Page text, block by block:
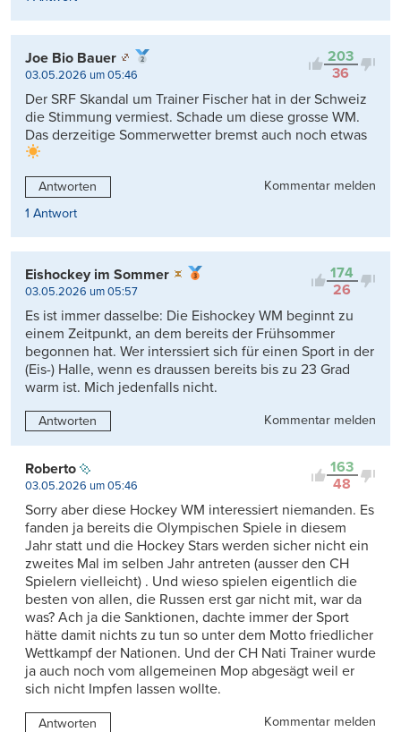
203
36
Joe Bio Bauer
03.05.2026 um 05:46
Der SRF Skandal um Trainer Fischer hat in der Schweiz
die Stimmung vermiest. Schade um diese grosse WM.
Das derzeitige Sommerwetter bremst auch noch etwas
Antworten
Kommentar melden
1 Antwort
174
26
Eishockey im Sommer
03.05.2026 um 05:57
Es ist immer dasselbe: Die Eishockey WM beginnt zu
einem Zeitpunkt, an dem bereits der Frühsommer
begonnen hat. Wer interssiert sich für einen Sport in der
(Eis-) Halle, wenn es draussen bereits bis zu 23 Grad
warm ist. Mich jedenfalls nicht.
Antworten Kommentar melden
163
48
Roberto
03.05.2026 um 05:46
Sorry aber diese Hockey WM interessiert niemanden. Es
fanden ja bereits die Olympischen Spiele in diesem
Jahr statt und die Hockey Stars werden sicher nicht ein
zweites Mal im selben Jahr antreten (ausser den CH
Spielern vielleicht) . Und wieso spielen eigentlich die
besten von allen, die Russen erst gar nicht mit, war da
was? Ach ja die Sanktionen, dachte immer der Sport
hätte damit nichts zu tun so unter dem Motto friedlicher
Wettkampf der Nationen. Und der CH Nati Trainer wurde
ja auch noch vom allgemeinen Mop abgesägt weil er
sich nicht Impfen lassen wollte.
Antworten
Kommentar melden